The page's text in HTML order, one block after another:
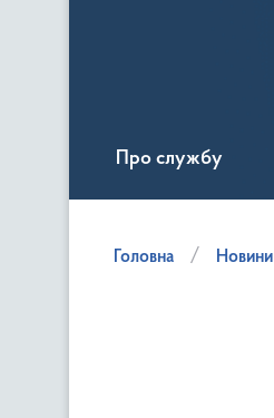
Про службу
Головна Новини